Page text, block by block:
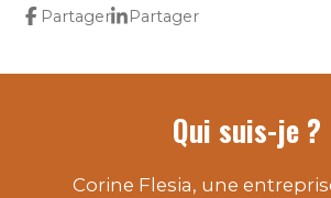
Partager Partager
Qui suis-je ?
Corine Flesia, une